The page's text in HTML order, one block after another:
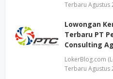
Terbaru Agustus
Lowongan
Terbaru PT
Consulting
LokerBlog.com
Terbaru Agustus